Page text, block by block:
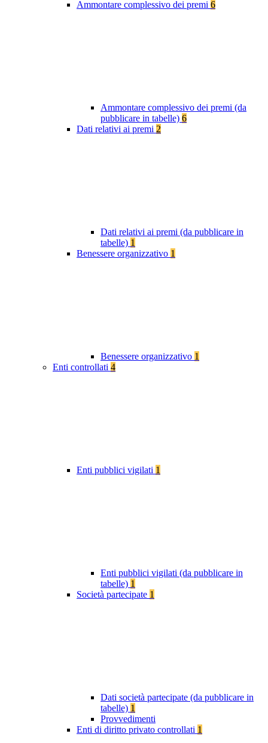
Ammontare complessivo dei premi 6
Ammontare complessivo dei premi (da
pubblicare in tabelle) 6
Dati relativi ai premi 2
Dati relativi ai premi (da pubblicare in
tabelle) 1
Benessere organizzativo 1
Benessere organizzativo 1
Enti controllati 4
Enti pubblici vigilati 1
Enti pubblici vigilati (da pubblicare in
tabelle) 1
Società partecipate 1
Dati società partecipate (da pubblicare in
tabelle) 1
Provvedimenti
Enti di diritto privato controllati 1